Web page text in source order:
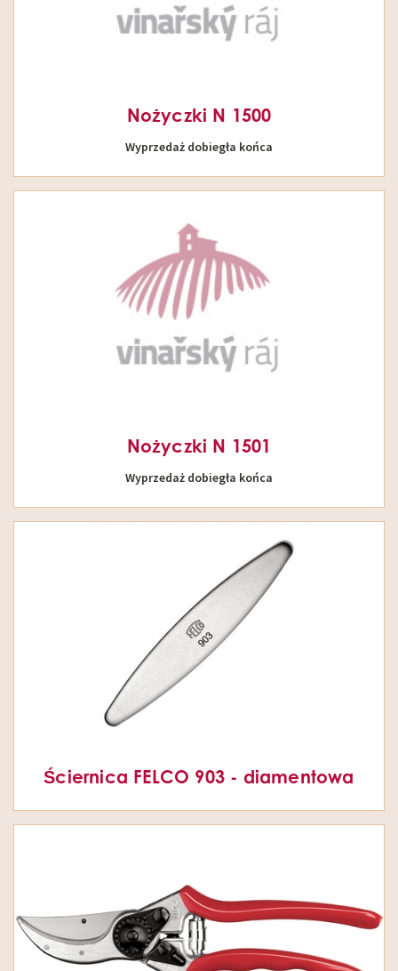
Nożyczki N 1500
Wyprzedaż dobiegła końca
Nożyczki N 1501
Wyprzedaż dobiegła końca
Ściernica FELCO 903 - diamentowa